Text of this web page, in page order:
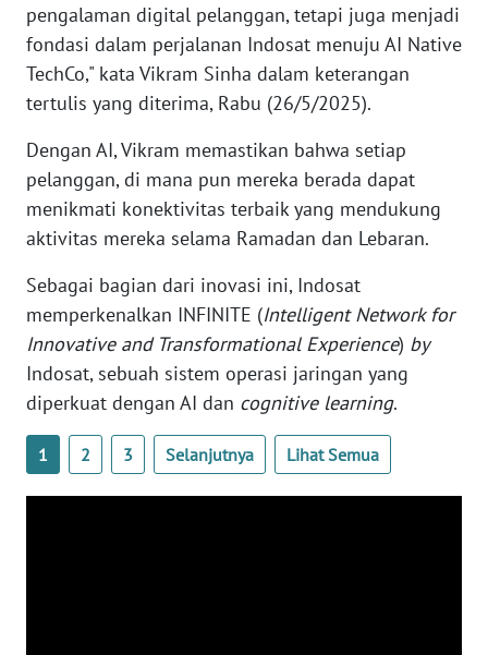
pengalaman digital pelanggan, tetapi juga menjadi
fondasi dalam perjalanan Indosat menuju AI Native
TechCo," kata Vikram Sinha dalam keterangan
tertulis yang diterima, Rabu (26/5/2025).
Dengan AI, Vikram memastikan bahwa setiap
pelanggan, di mana pun mereka berada dapat
menikmati konektivitas terbaik yang mendukung
aktivitas mereka selama Ramadan dan Lebaran.
Sebagai bagian dari inovasi ini, Indosat
memperkenalkan INFINITE (Intelligent Network for
Innovative and Transformational Experience) by
Indosat, sebuah sistem operasi jaringan yang
diperkuat dengan AI dan cognitive learning.
1 2 3 Selanjutnya Lihat Semua
SUMBAR
WN
SUMSEL
WN
BENGKULU
WN
WN
JATENG
WN